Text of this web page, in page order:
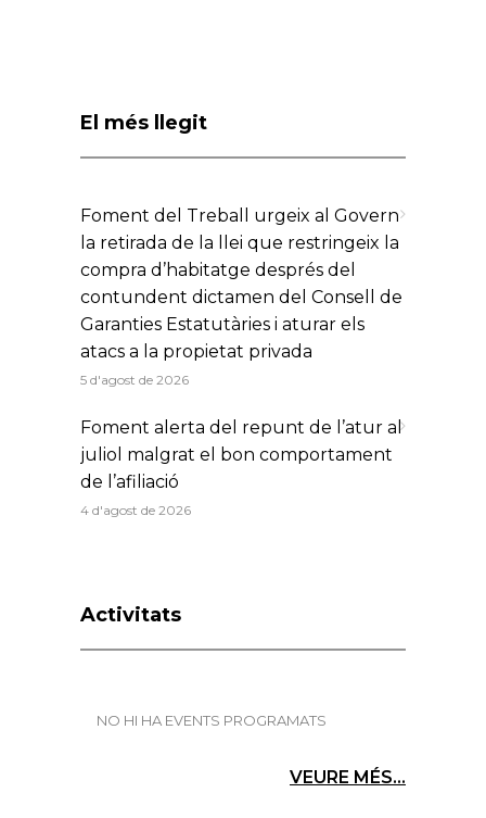
El més llegit
Foment del Treball urgeix al Govern
la retirada de la llei que restringeix la
compra d’habitatge després del
contundent dictamen del Consell de
Garanties Estatutàries i aturar els
atacs a la propietat privada
5 d'agost de 2026
Foment alerta del repunt de l’atur al
juliol malgrat el bon comportament
de l’afiliació
4 d'agost de 2026
Activitats
NO HI HA EVENTS PROGRAMATS
VEURE MÉS...